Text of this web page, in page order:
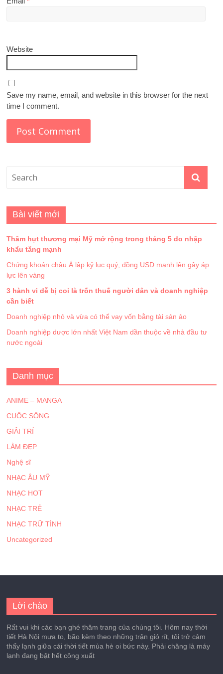
Website
Save my name, email, and website in this browser for the next
time I comment.
Bài viết mới
Thâm hụt thương mại Mỹ mở rộng trong tháng 5 do nhập
khẩu tăng mạnh
Chứng khoán châu Á lập kỷ lục quý, đồng USD mạnh lên gây áp
lực lên vàng
3 hành vi dễ bị coi là trốn thuế người dân và doanh nghiệp
cần biết
Doanh nghiệp nhỏ và vừa có thể vay vốn bằng tài sản ảo
Doanh nghiệp dược lớn nhất Việt Nam dần thuộc về nhà đầu tư
nước ngoài
Danh mục
ANIME – MANGA
CUỘC SỐNG
GIẢI TRÍ
LÀM ĐẸP
Nghệ sĩ
NHẠC ÂU MỸ
NHẠC HOT
NHẠC TRẺ
NHẠC TRỮ TÌNH
Uncategorized
Lời chào
Rất vui khi các bạn ghé thăm trang của chúng tôi. Hôm nay thời
tiết Hà Nội mưa to, bão kèm theo những trận gió rít, tôi trở cảm
thấy lạnh giữa cái thời tiết mùa hè oi bức này. Phải chăng là máy
lạnh đang bật hết công xuất